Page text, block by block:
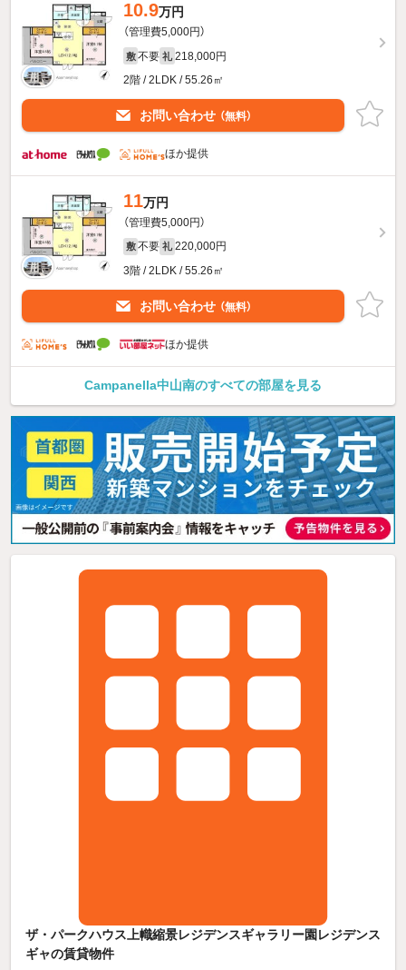
10.9万円
（管理費5,000円）
敷 不要 礼 218,000円
2階 / 2LDK / 55.26㎡
お問い合わせ （無料）
ほか提供
11万円
（管理費5,000円）
敷 不要 礼 220,000円
3階 / 2LDK / 55.26㎡
お問い合わせ （無料）
ほか提供
Campanella中山南のすべての部屋を見る
ザ・パークハウス上幟縮景レジデンスギャラリー園レジデンス
ギャの賃貸物件